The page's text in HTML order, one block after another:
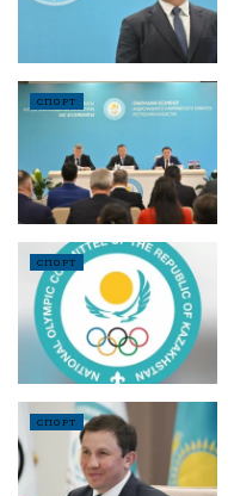
СПОРТ
СПОРТ
СПОРТ